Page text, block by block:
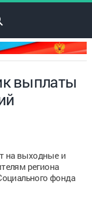
выплаты
на выходные и
региона
фонда